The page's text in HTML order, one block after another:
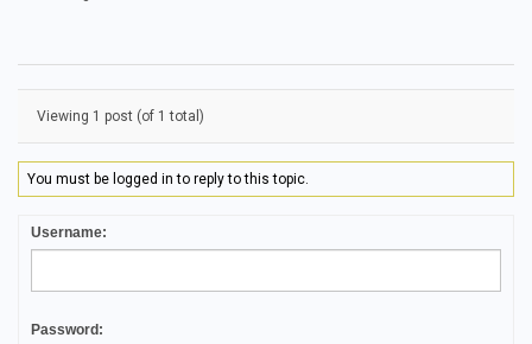
Viewing 1 post (of 1 total)
You must be logged in to reply to this topic.
Username:
Password: